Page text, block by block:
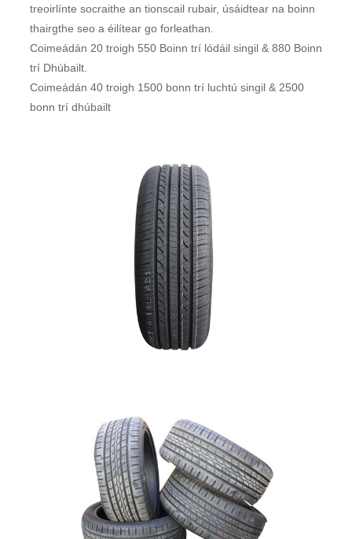
treoirlínte socraithe an tionscail rubair, úsáidtear na boinn
thairgthe seo a éilítear go forleathan.
Coimeádán 20 troigh 550 Boinn trí lódáil singil & 880 Boinn
trí Dhúbailt.
Coimeádán 40 troigh 1500 bonn trí luchtú singil & 2500
bonn trí dhúbailt